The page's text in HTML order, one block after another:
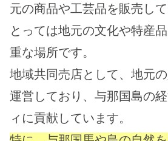
元の商品や工芸品を販売し
とっては地元の文化や特産
重な場所です。
地域共同売店として、地元
運営しており、与那国島の
ィに貢献しています。